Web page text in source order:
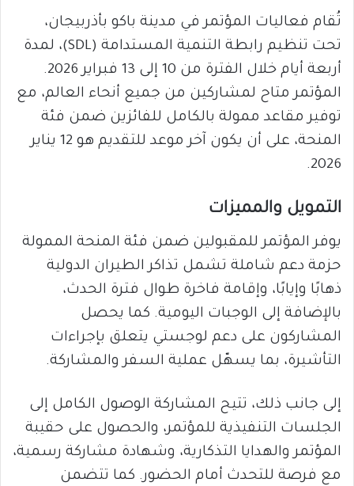
تُقام فعاليات المؤتمر في مدينة باكو بأذربيجان،
تحت تنظيم رابطة التنمية المستدامة (SDL)، لمدة
أربعة أيام خلال الفترة من 10 إلى 13 فبراير 2026.
المؤتمر متاح لمشاركين من جميع أنحاء العالم، مع
توفير مقاعد ممولة بالكامل للفائزين ضمن فئة
المنحة، على أن يكون آخر موعد للتقديم هو 12 يناير
2026.
التمويل والمميزات
يوفر المؤتمر للمقبولين ضمن فئة المنحة الممولة
حزمة دعم شاملة تشمل تذاكر الطيران الدولية
ذهابًا وإيابًا، وإقامة فاخرة طوال فترة الحدث،
بالإضافة إلى الوجبات اليومية. كما يحصل
المشاركون على دعم لوجستي يتعلق بإجراءات
التأشيرة، بما يسهّل عملية السفر والمشاركة.
إلى جانب ذلك، تتيح المشاركة الوصول الكامل إلى
الجلسات التنفيذية للمؤتمر، والحصول على حقيبة
المؤتمر والهدايا التذكارية، وشهادة مشاركة رسمية،
مع فرصة للتحدث أمام الحضور. كما تتضمن